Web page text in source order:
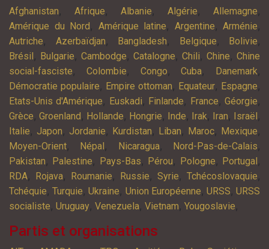
Afghanistan, Afrique, Albanie, Algérie, Allemagne,
Amérique du Nord , Amérique latine, Argentine, Arménie,
Autriche, Azerbaïdjan, Bangladesh, Belgique, Bolivie,
Brésil , Bulgarie, Cambodge, Catalogne, Chili, Chine, Chine
social-fasciste, Colombie, Congo,Cuba, Danemark,
Démocratie populaire, Empire ottoman, Equateur, Espagne,
Etats-Unis d'Amérique, Euskadi, Finlande, France,Géorgie,
Grèce, Groenland , Hollande, Hongrie, Inde, Irak, Iran, Israël ,
Italie, Japon, Jordanie, Kurdistan, Liban, Maroc, Mexique,
Moyen-Orient, Népal , Nicaragua, Nord-Pas-de-Calais,
Pakistan, Palestine, Pays-Bas, Pérou, Pologne, Portugal ,
RDA, Rojava, Roumanie, Russie, Syrie, Tchécoslovaquie,
Tchéquie,Turquie,Ukraine, Union Européenne, URSS,URSS
socialiste, Uruguay, Venezuela, Vietnam, Yougoslavie,
Partis et organisations